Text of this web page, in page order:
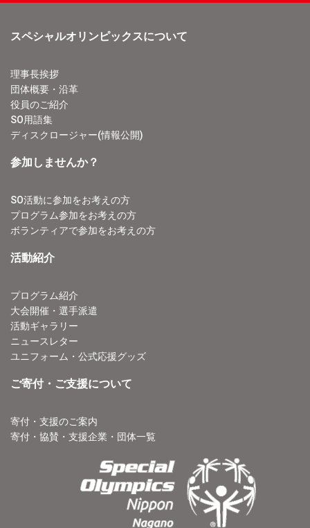
スペシャルオリンピックスについて
理事長挨拶
団体概要・沿革
役員のご紹介
SO用語集
ディスクロージャー(情報公開)
参加しませんか？
SO活動に参加をお考えの方
プログラム参加をお考えの方
ボランティアで参加をお考えの方
活動紹介
プログラム紹介
大会開催・選手派遣
活動ギャラリー
ニュースレター
ユニフォーム・公式応援グッズ
ご寄付・ご支援について
寄付・支援のご案内
寄付・協賛・支援企業・団体一覧